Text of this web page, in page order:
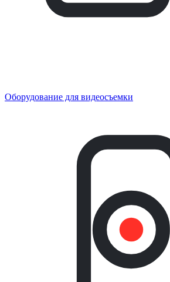
Оборудование для видеосъемки